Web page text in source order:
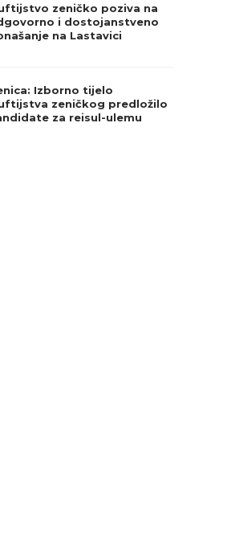
zeničko poziva na
i dostojanstveno
na Lastavici
Izborno tijelo
zeničkog predložilo
za reisul-ulemu